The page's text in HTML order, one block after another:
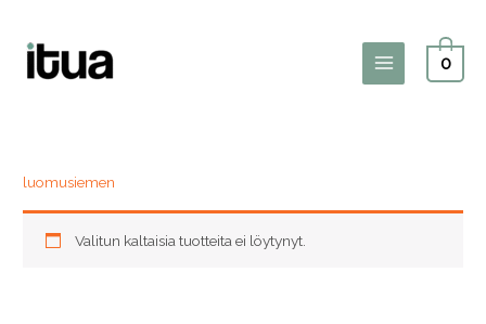
Main
0
luomusiemen
Valitun kaltaisia tuotteita ei löytynyt.